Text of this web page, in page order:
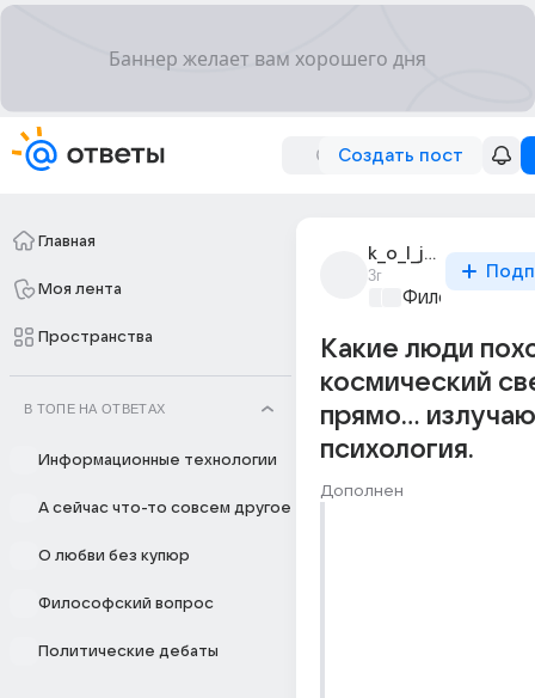
Создать пост
Главная
Моя лента
Пространства
В ТОПЕ НА ОТВЕТАХ
Информационные технологии
А сейчас что-то совсем другое
О любви без купюр
Философский вопрос
Политические дебаты
k_o_l_j_u_c_h_k_a
3г
Философский
Какие люди
космический
прямо...
психология.
Дополнен